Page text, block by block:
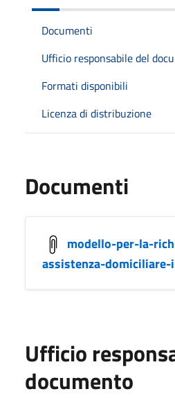
Documenti
Ufficio responsabile del
Formati disponibili
Licenza di distribuzione
Documenti
modello-per-la-
assistenza-
Ufficio
documento